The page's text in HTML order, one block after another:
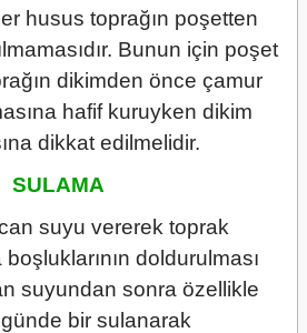
husus toprağın poşetten
Bunun için poşet
dikimden önce çamur
hafif kuruyken dikim
dikkat edilmelidir.
SULAMA
suyu vererek toprak
doldurulması
suyundan sonra özellikle
bir sulanarak